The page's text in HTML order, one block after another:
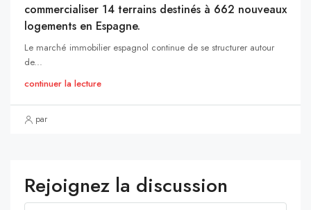
commercialiser 14 terrains destinés à 662 nouveaux
logements en Espagne.
Le marché immobilier espagnol continue de se structurer autour
de...
continuer la lecture
par
Rejoignez la discussion